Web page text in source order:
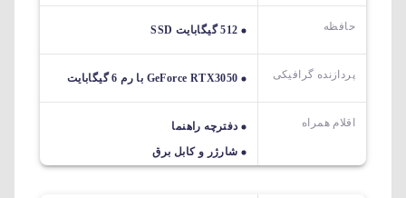
حافظه 512 گیگابایت SSD
پردازنده گرافیکی GeForce RTX3050 با رم 6 گیگابایت
اقلام همراه
دفترچه راهنما
شارژر و کابل برق